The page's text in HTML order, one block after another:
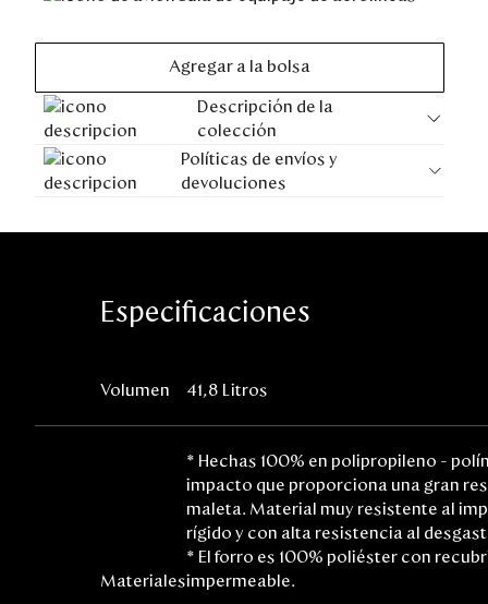
Mi cuenta
Blog
Panamá
Venezuela
Agregar a la bolsa
Descripción de la
colección
Políticas de envíos y
devoluciones
Especificaciones
Volumen 41,8 Litros
Materiales
* Hechas 100% en polipropileno -
impacto que proporciona una gran
maleta. Material muy resistente al
rígido y con alta resistencia al
* El forro es 100% poliéster con
impermeable.